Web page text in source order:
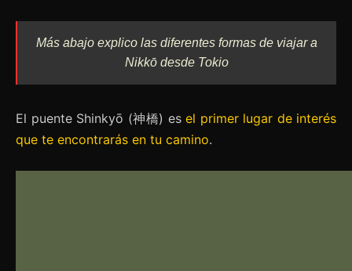
Más abajo explico las diferentes formas de viajar a
Nikkō desde Tokio
El puente Shinkyō (神橋) es el primer lugar de interés
que te encontrarás en tu camino.